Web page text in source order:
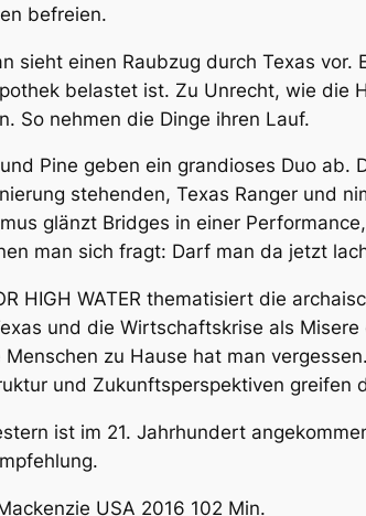
befreien.
sieht einen Raubzug durch Texas
belastet ist. Zu Unrecht, wie die
So nehmen die Dinge ihren Lauf.
Pine geben ein grandioses Duo
stehenden, Texas Ranger und
glänzt Bridges in einer
man sich fragt: Darf man da jetzt
HIGH WATER thematisiert die
und die Wirtschaftskrise als
Menschen zu Hause hat man
und Zukunftsperspektiven greifen
ist im 21. Jahrhundert
USA 2016 102 Min.